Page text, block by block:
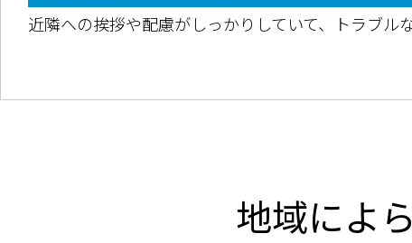
近隣への挨拶や配慮がしっかりしていて、トラブル
地域によ